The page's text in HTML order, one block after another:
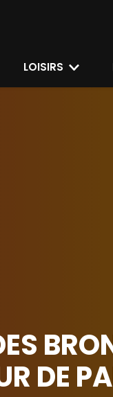
LOISIRS
DE